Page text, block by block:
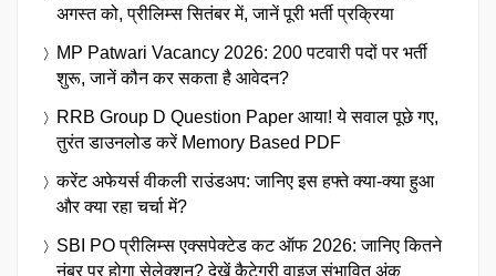
अगस्त को, प्रीलिम्स सितंबर में, जानें पूरी भर्ती प्रक्रिया
MP Patwari Vacancy 2026: 200 पटवारी पदों पर भर्ती
शुरू, जानें कौन कर सकता है आवेदन?
RRB Group D Question Paper आया! ये सवाल पूछे गए,
तुरंत डाउनलोड करें Memory Based PDF
करेंट अफेयर्स वीकली राउंडअप: जानिए इस हफ्ते क्या-क्या हुआ
और क्या रहा चर्चा में?
SBI PO प्रीलिम्स एक्सपेक्टेड कट ऑफ 2026: जानिए कितने
नंबर पर होगा सेलेक्शन? देखें कैटेगरी वाइज संभावित अंक